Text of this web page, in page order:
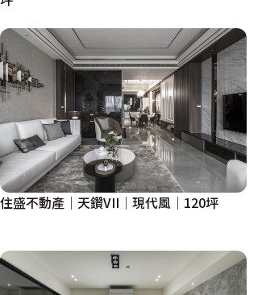
住盛不動產│天鑽VII│現代風│120坪